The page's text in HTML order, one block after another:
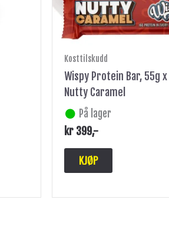
Kosttilskudd
Wispy Protein Bar, 55g
Nutty Caramel
På lager
kr 399,-
KJØP